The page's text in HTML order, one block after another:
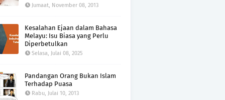
Jumaat, November 08, 2013
Kesalahan Ejaan dalam Bahasa
Melayu: Isu Biasa yang Perlu
Diperbetulkan
Selasa, Julai 08, 2025
Pandangan Orang Bukan Islam
Terhadap Puasa
Rabu, Julai 10, 2013